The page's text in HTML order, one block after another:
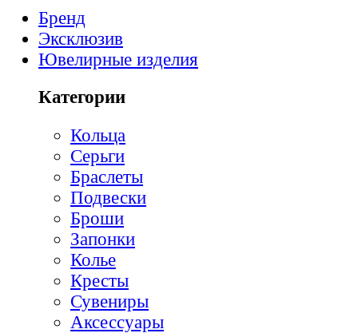
Бренд
Эксклюзив
Ювелирные изделия
Категории
Кольца
Серьги
Браслеты
Подвески
Броши
Запонки
Колье
Кресты
Сувениры
Аксессуары